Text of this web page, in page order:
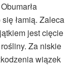
łamią. Zaleca
jest cięcie
Za niskie
wiązek